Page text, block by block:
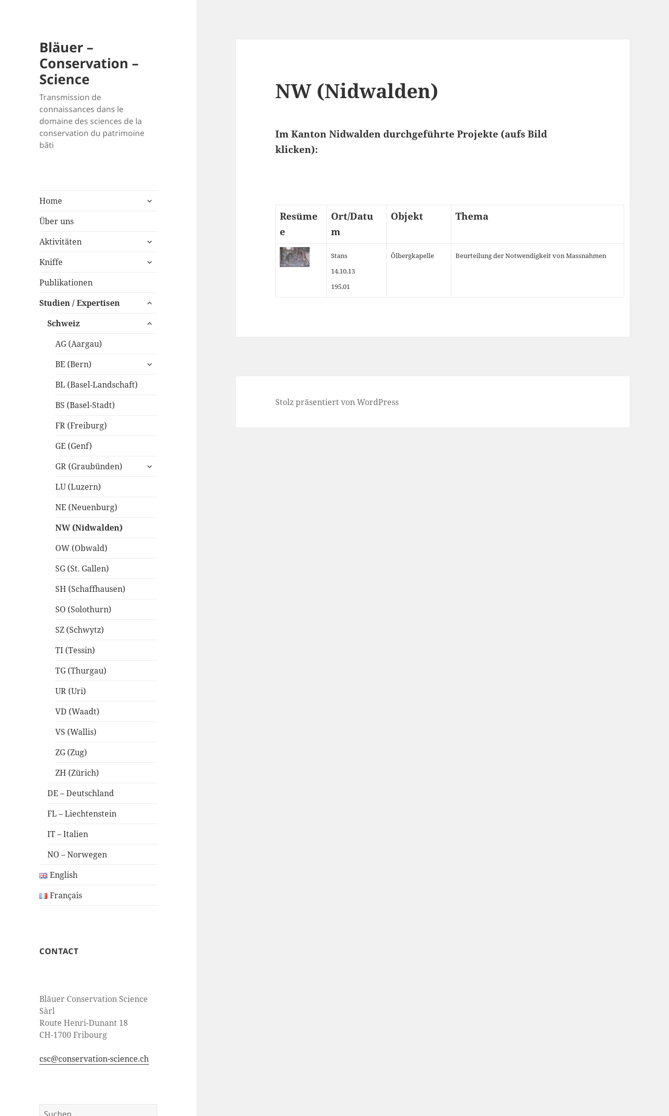
Bläuer –
Conservation –
Science
Transmission de
connaissances dans le
domaine des sciences de la
conservation du patrimoine
bâti
Home
untermenü
Über uns
Aktivitäten
untermenü
Kniffe
untermenü
Publikationen
Studien / Expertisen
untermenü
Schweiz
untermenü
AG (Aargau)
BE (Bern)
untermenü
BL (Basel-Landschaft)
BS (Basel-Stadt)
FR (Freiburg)
GE (Genf)
GR (Graubünden)
untermenü
LU (Luzern)
NE (Neuenburg)
NW (Nidwalden)
OW (Obwald)
SG (St. Gallen)
SH (Schaffhausen)
SO (Solothurn)
SZ (Schwytz)
TI (Tessin)
TG (Thurgau)
UR (Uri)
VD (Waadt)
VS (Wallis)
ZG (Zug)
ZH (Zürich)
DE – Deutschland
FL – Liechtenstein
IT – Italien
NO – Norwegen
English
Français
CONTACT
Bläuer Conservation Science
Sàrl
Route Henri-Dunant 18
CH-1700 Fribourg
csc@conservation-science.ch
Suche
NW (Nidwalden)
Im Kanton Nidwalden durchgeführte Projekte (aufs Bild
klicken):
Resüme
e
Ort/Datu
m
Objekt Thema
Stans
14.10.13
195.01
Ölbergkapelle Beurteilung der Notwendigkeit von Massnahmen
Stolz präsentiert von WordPress